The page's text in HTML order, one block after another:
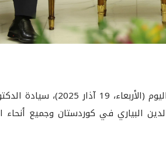
استقبل فخامة السيد نيجيرفان
البياري في كوردستان وجميع